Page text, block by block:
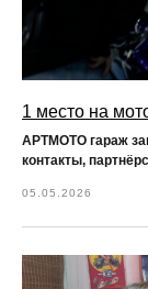
1 место на
АРТМОТО гараж
контакты,
05.05.2026